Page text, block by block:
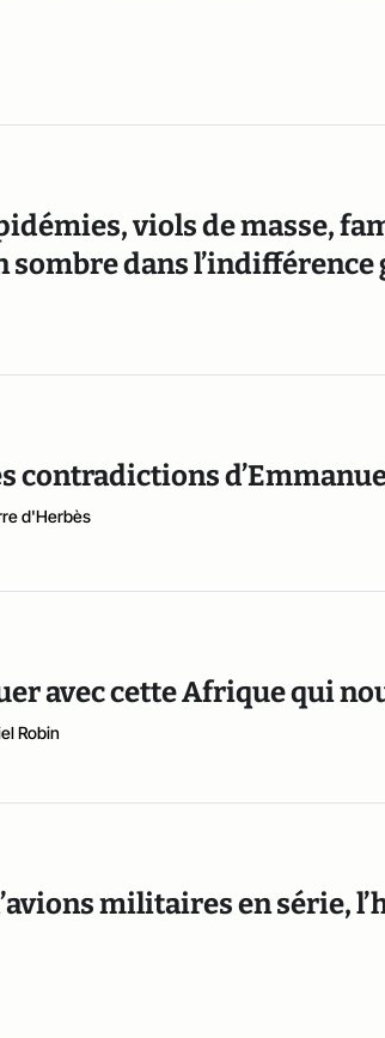
viols de masse,
sombre dans l’indifférence
contradictions
d'Herbès
avec cette Afrique qui
Robin
militaires en série,